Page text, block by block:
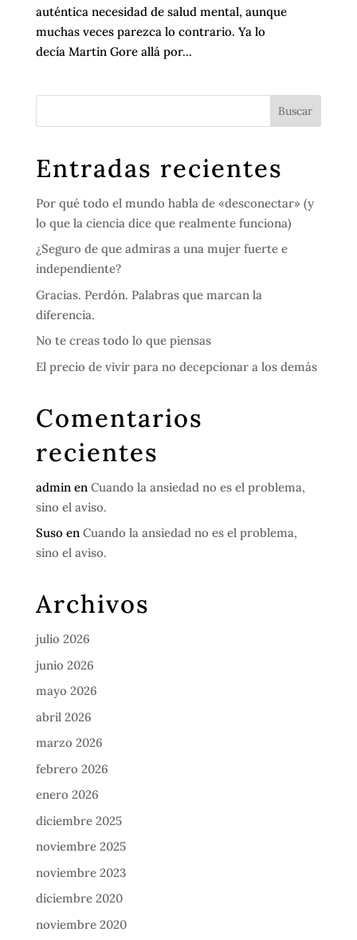
auténtica necesidad de salud mental, aunque
muchas veces parezca lo contrario. Ya lo
decía Martin Gore allá por...
Entradas recientes
Por qué todo el mundo habla de «desconectar» (y
lo que la ciencia dice que realmente funciona)
¿Seguro de que admiras a una mujer fuerte e
independiente?
Gracias. Perdón. Palabras que marcan la
diferencia.
No te creas todo lo que piensas
El precio de vivir para no decepcionar a los demás
Comentarios
recientes
adminen Cuando la ansiedad no es el problema,
sino el aviso.
Suso en Cuando la ansiedad no es el problema,
sino el aviso.
Archivos
julio 2026
junio 2026
mayo 2026
abril 2026
marzo 2026
febrero 2026
enero 2026
diciembre 2025
noviembre 2025
noviembre 2023
diciembre 2020
noviembre 2020